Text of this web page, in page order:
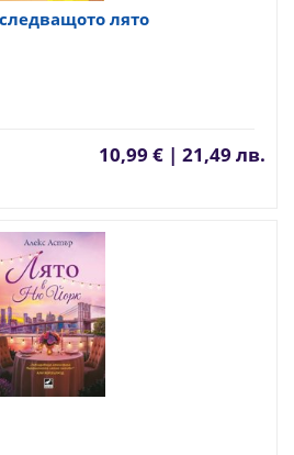
лято
10,99 € | 21,49 лв.